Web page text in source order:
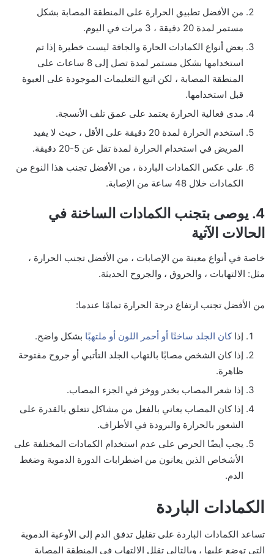
من الأفضل تطبيق الحرارة على المنطقة المصابة بشكل
مستمر لمدة 20 دقيقة ، 3 مرات في اليوم.
بعض أنواع الكمادات الحارة والجافة ليست خطيرة إذا تم
استخدامها بشكل مستمر لمدة تصل إلى 8 ساعات على
المنطقة المصابة ، لكن اتبع التعليمات الموجودة على العبوة
قبل استخدامها.
مدى فعالية الحرارة يعتمد على عمق تلف الأنسجة.
استخدم الحرارة لمدة 20 دقيقة على الأقل ، حيث لا يفيد
المريض في استخدام الحرارة لمدة تقل عن 5-20 دقيقة.
على عكس الكمادات الباردة ، من الأفضل تجنب هذا النوع من
الكمادات خلال 48 ساعة من الإصابة.
4. يوصى بتجنب الكمادات الساخنة في
الحالات الآتية
خاصة في أنواع معينة من الإصابات ، من الأفضل تجنب الحرارة ،
مثل: الالتهابات ، والحروق ، والجروح الحديثة.
من الأفضل تجنب ارتفاع درجة الحرارة تمامًا عندما:
إذاكان الجلد ساخنًا أو أحمر اللون أو ملتهبًا بشكل واضح.
إذا كان الشخص مصابًا بالتهاب الجلد التأتبي أو جروح مفتوحة
ظاهرة.
إذا شعر المصاب بخدر ووخز في الجزء المصاب.
إذا كان المصاب يعاني بالفعل من مشاكل تتعلق بالقدرة على
الشعور بالحرارة والبرودة في الأطراف.
يجب أيضًا الحرص على عدم استخدام الكمادات المختلفة على
الأشخاص الذين يعانون من اضطرابات الدورة الدموية وضغط
الدم.
الكمادات الباردة
تساعد الكمادات الباردة على تقليل تدفق الدم إلى الأوعية الدموية
التي توضع عليها ، وبالتالي تقلل الالتهاب في المنطقة المصابة